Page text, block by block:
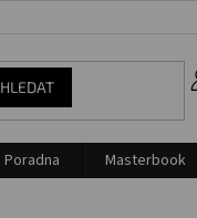
HLEDAT
Poradna Masterbook